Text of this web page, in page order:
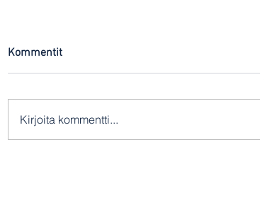
Kommentit
Kirjoita kommentti...